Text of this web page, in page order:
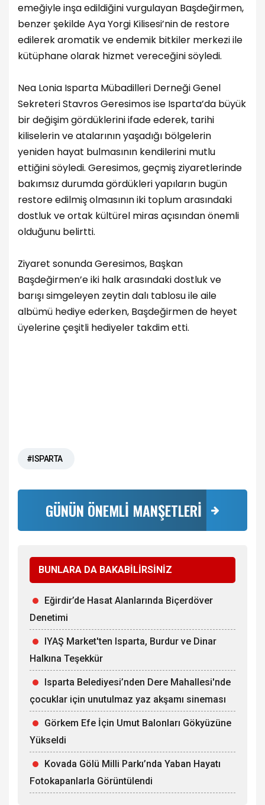
emeğiyle inşa edildiğini vurgulayan Başdeğirmen,
benzer şekilde Aya Yorgi Kilisesi’nin de restore
edilerek aromatik ve endemik bitkiler merkezi ile
kütüphane olarak hizmet vereceğini söyledi.
Nea Lonia Isparta Mübadilleri Derneği Genel
Sekreteri Stavros Geresimos ise Isparta’da büyük
bir değişim gördüklerini ifade ederek, tarihi
kiliselerin ve atalarının yaşadığı bölgelerin
yeniden hayat bulmasının kendilerini mutlu
ettiğini söyledi. Geresimos, geçmiş ziyaretlerinde
bakımsız durumda gördükleri yapıların bugün
restore edilmiş olmasının iki toplum arasındaki
dostluk ve ortak kültürel miras açısından önemli
olduğunu belirtti.
Ziyaret sonunda Geresimos, Başkan
Başdeğirmen’e iki halk arasındaki dostluk ve
barışı simgeleyen zeytin dalı tablosu ile aile
albümü hediye ederken, Başdeğirmen de heyet
üyelerine çeşitli hediyeler takdim etti.
#ISPARTA
GÜNÜN ÖNEMLİ MANŞETLERİ
BUNLARA DA BAKABİLİRSİNİZ
Eğirdir’de Hasat Alanlarında Biçerdöver
Denetimi
IYAŞ Market'ten Isparta, Burdur ve Dinar
Halkına Teşekkür
Isparta Belediyesi’nden Dere Mahallesi'nde
çocuklar için unutulmaz yaz akşamı sineması
Görkem Efe İçin Umut Balonları Gökyüzüne
Yükseldi
Kovada Gölü Milli Parkı’nda Yaban Hayatı
Fotokapanlarla Görüntülendi